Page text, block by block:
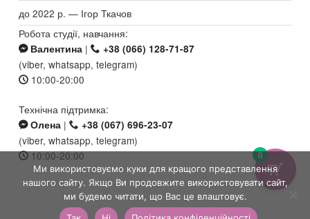
до 2022 р. — Ігор Ткачов
Робота студії, навчання:
Валентина | +38 (066) 128-71-87
(viber, whatsapp, telegram)
10:00-20:00
Технічна підтримка:
Олена | +38 (067) 696-23-07
(viber, whatsapp, telegram)
10:00-20:00
0
Ми використовуємо куки для кращого представлення
нашого сайту. Якщо Ви продовжите використовувати сайт,
ми будемо читати, що Вас це влаштовує.